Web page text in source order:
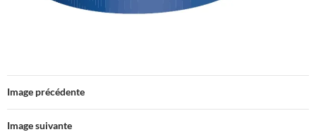
Image précédente
Image suivante